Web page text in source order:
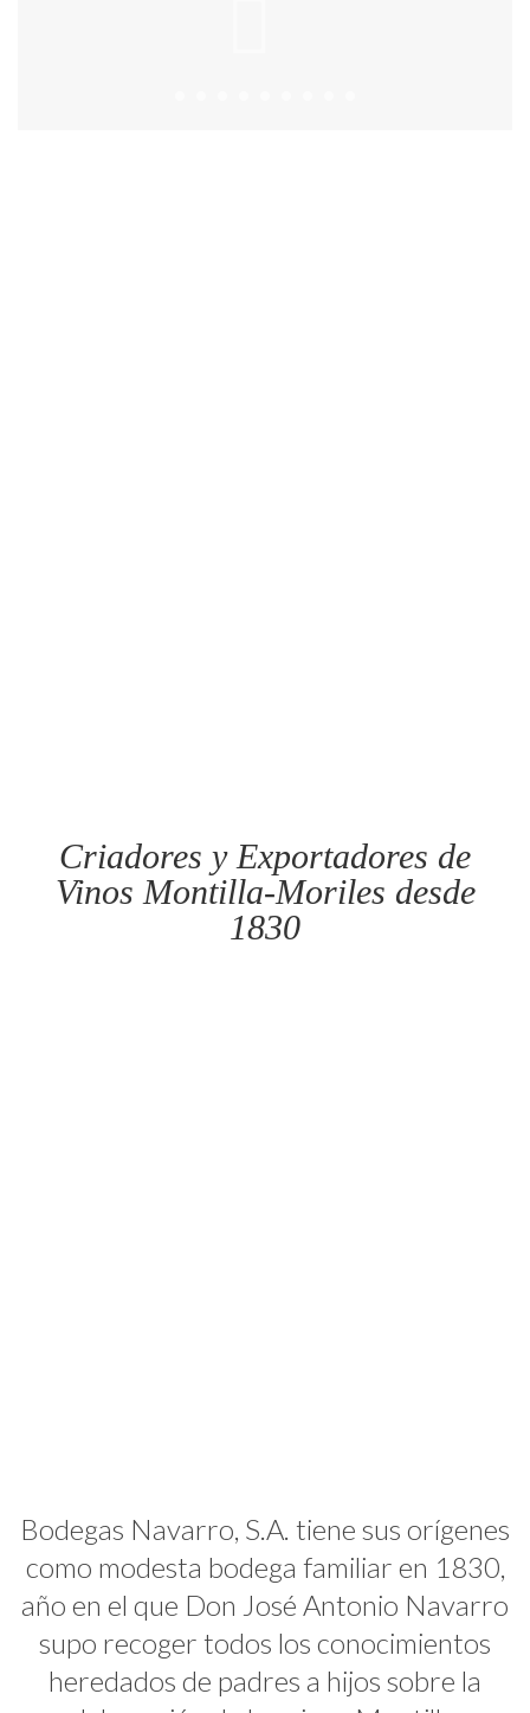
Criadores y Exportadores de
Vinos Montilla-Moriles desde
1830
Bodegas Navarro, S.A. tiene sus orígenes
como modesta bodega familiar en 1830,
año en el que Don José Antonio Navarro
supo recoger todos los conocimientos
heredados de padres a hijos sobre la